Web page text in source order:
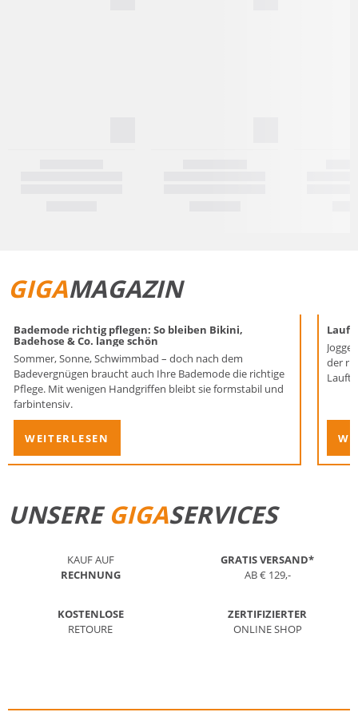
GIGAMAGAZIN
Bademode richtig pflegen: So bleiben Bikini,
Badehose & Co. lange schön
Sommer, Sonne, Schwimmbad – doch nach dem
Badevergnügen braucht auch Ihre Bademode die richtige
Pflege. Mit wenigen Handgriffen bleibt sie formstabil und
farbintensiv.
WEITERLESEN
der
UNSEREGIGASERVICES
KAUF AUF
RECHNUNG
GRATIS VERSAND*
AB € 129,-
KOSTENLOSE
RETOURE
ZERTIFIZIERTER
ONLINE SHOP